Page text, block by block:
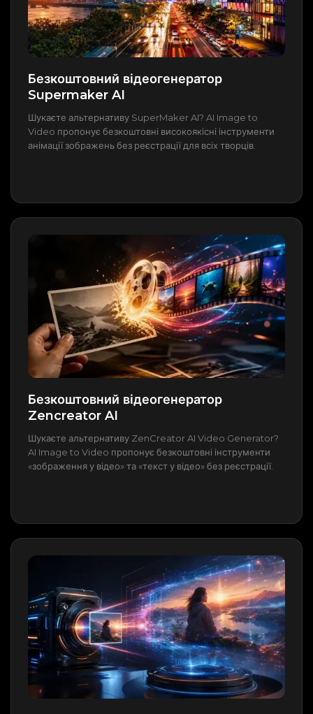
Безкоштовний відеогенератор
Supermaker AI
Шукаєте альтернативу SuperMaker AI? AI Image to
Video пропонує безкоштовні високоякісні інструменти
анімації зображень без реєстрації для всіх творців.
Безкоштовний відеогенератор
Zencreator AI
Шукаєте альтернативу ZenCreator AI Video Generator?
AI Image to Video пропонує безкоштовні інструменти
«зображення у відео» та «текст у відео» без реєстрації.